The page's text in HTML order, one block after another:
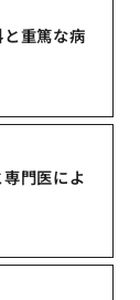
重篤な病
門医によ